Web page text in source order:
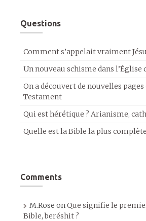
Questions
Comment s’appelait vraiment
Un nouveau schisme dans l’Église
On a découvert de nouvelles pages
Testament
Qui est hérétique ? Arianisme,
Quelle est la Bible la plus
Comments
M.Rose onQue signifie le
Bible, beréshit ?